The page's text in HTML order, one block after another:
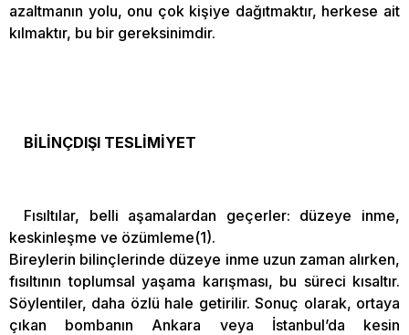
azaltmanın yolu, onu çok kişiye dağıtmaktır, herkese ait
kılmaktır, bu bir gereksinimdir.
BİLİNÇDIŞI TESLİMİYET
Fısıltılar, belli aşamalardan geçerler: düzeye inme,
keskinleşme ve özümleme(1).
Bireylerin bilinçlerinde düzeye inme uzun zaman alırken,
fısıltının toplumsal yaşama karışması, bu süreci kısaltır.
Söylentiler, daha özlü hale getirilir. Sonuç olarak, ortaya
çıkan bombanın Ankara veya İstanbul’da kesin